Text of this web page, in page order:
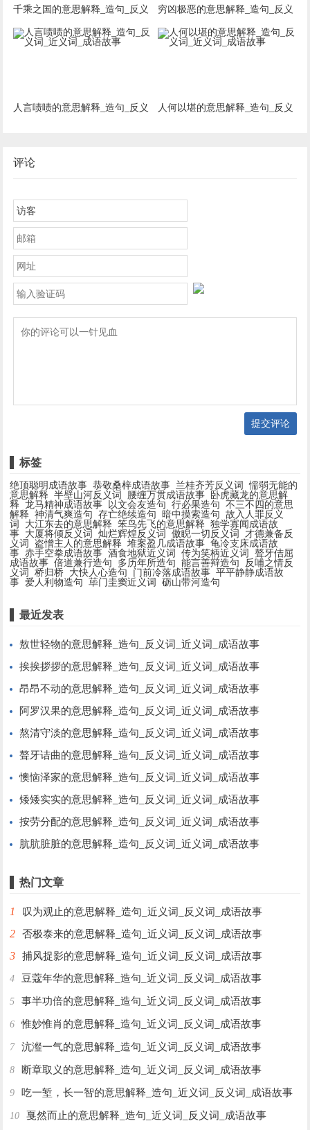
千乘之国的意思解释_造句_反义
词_近义词_成语故事
穷凶极恶的意思解释_造句_反义
词_近义词_成语故事
人言啧啧的意思解释_造句_反义 人何以堪的意思解释_造句_反义
评论
提交评论
标签
绝顶聪明成语故事 恭敬桑梓成语故事 兰桂齐芳反义词
懦弱无能的
意思解释
半壁山河反义词 腰缠万贯成语故事
卧虎藏龙的意思解
释
龙马精神成语故事 以文会友造句 行必果造句
不三不四的意思
解释
神清气爽造句 存亡绝续造句 暗中摸索造句
故入人罪反义
词
大江东去的意思解释 笨鸟先飞的意思解释
独学寡闻成语故
事 大厦将倾反义词 灿烂辉煌反义词 傲睨一切反义词
才德兼备反
义词
盗憎主人的意思解释 堆案盈几成语故事 龟冷支床成语故
事 赤手空拳成语故事 酒食地狱近义词 传为笑柄近义词
聱牙佶屈
成语故事 倍道兼行造句 多历年所造句 能言善辩造句
反哺之情反
义词
桥归桥 大快人心造句 门前冷落成语故事 平平静静成语故
事 爱人利物造句 荜门圭窦近义词 砺山带河造句
最近发表
敖世轻物的意思解释_造句_反义词_近义词_成语故事
挨挨拶拶的意思解释_造句_反义词_近义词_成语故事
昂昂不动的意思解释_造句_反义词_近义词_成语故事
阿罗汉果的意思解释_造句_反义词_近义词_成语故事
熬清守淡的意思解释_造句_反义词_近义词_成语故事
聱牙诘曲的意思解释_造句_反义词_近义词_成语故事
懊恼泽家的意思解释_造句_反义词_近义词_成语故事
矮矮实实的意思解释_造句_反义词_近义词_成语故事
按劳分配的意思解释_造句_反义词_近义词_成语故事
肮肮脏脏的意思解释_造句_反义词_近义词_成语故事
热门文章
1 叹为观止的意思解释_造句_近义词_反义词_成语故事
2 否极泰来的意思解释_造句_近义词_反义词_成语故事
3 捕风捉影的意思解释_造句_近义词_反义词_成语故事
4 豆蔻年华的意思解释_造句_近义词_反义词_成语故事
5 事半功倍的意思解释_造句_近义词_反义词_成语故事
6 惟妙惟肖的意思解释_造句_近义词_反义词_成语故事
7 沆瀣一气的意思解释_造句_近义词_反义词_成语故事
8 断章取义的意思解释_造句_近义词_反义词_成语故事
9 吃一堑，长一智的意思解释_造句_近义词_反义词_成语故事
10 戛然而止的意思解释_造句_近义词_反义词_成语故事